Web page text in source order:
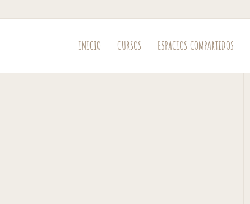
INICIO CURSOS ESPACIOS COMPARTIDOS